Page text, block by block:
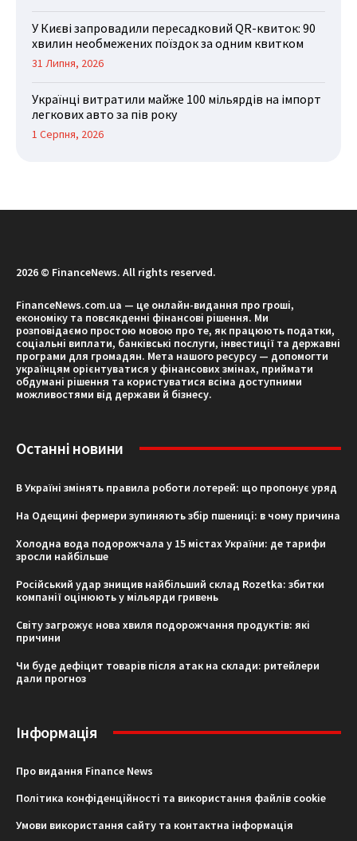
У Києві запровадили пересадковий QR-квиток: 90
хвилин необмежених поїздок за одним квитком
31 Липня, 2026
Українці витратили майже 100 мільярдів на імпорт
легкових авто за пів року
1 Серпня, 2026
2026 © FinanceNews. All rights reserved.
FinanceNews.com.ua — це онлайн-видання про гроші,
економіку та повсякденні фінансові рішення. Ми
розповідаємо простою мовою про те, як працюють податки,
соціальні виплати, банківські послуги, інвестиції та державні
програми для громадян. Мета нашого ресурсу — допомогти
українцям орієнтуватися у фінансових змінах, приймати
обдумані рішення та користуватися всіма доступними
можливостями від держави й бізнесу.
Останні новини
В Україні змінять правила роботи лотерей: що пропонує уряд
На Одещині фермери зупиняють збір пшениці: в чому причина
Холодна вода подорожчала у 15 містах України: де тарифи
зросли найбільше
Російський удар знищив найбільший склад Rozetka: збитки
компанії оцінюють у мільярди гривень
Світу загрожує нова хвиля подорожчання продуктів: які
причини
Чи буде дефіцит товарів після атак на склади: ритейлери
дали прогноз
Інформація
Про видання Finance News
Політика конфіденційності та використання файлів cookie
Умови використання сайту та контактна інформація